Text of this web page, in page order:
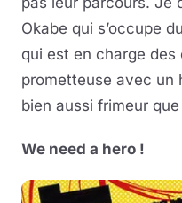
Okabe qui s’occupe
qui est en charge
prometteuse avec un
bien aussi frimeur
We need a hero !